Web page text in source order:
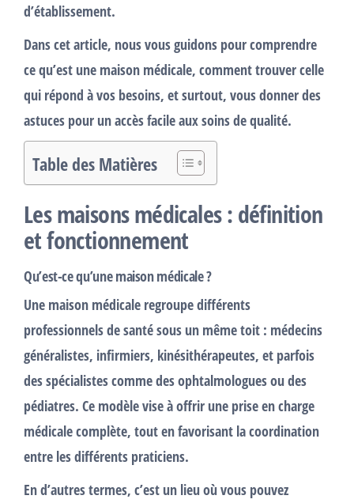
d’établissement.
Dans cet article, nous vous guidons pour comprendre
ce qu’est une maison médicale, comment trouver celle
qui répond à vos besoins, et surtout, vous donner des
astuces pour un accès facile aux soins de qualité.
Table des Matières
Les maisons médicales : définition
et fonctionnement
Qu’est-ce qu’une maison médicale ?
Une maison médicale regroupe différents
professionnels de santé sous un même toit : médecins
généralistes, infirmiers, kinésithérapeutes, et parfois
des spécialistes comme des ophtalmologues ou des
pédiatres. Ce modèle vise à offrir une prise en charge
médicale complète, tout en favorisant la coordination
entre les différents praticiens.
En d’autres termes, c’est un lieu où vous pouvez